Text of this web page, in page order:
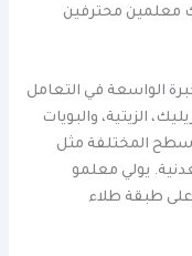
معلمين محترفين
الواسعة في التعامل
الزيتية، والبويات
المختلفة مثل
يولي معلمو
على طبقة طلاء